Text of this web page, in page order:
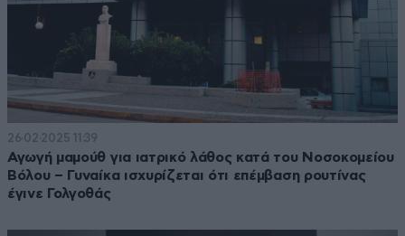
26·02·2025 11:39
Αγωγή μαμούθ για ιατρικό λάθος κατά του Νοσοκομείου
Βόλου – Γυναίκα ισχυρίζεται ότι επέμβαση ρουτίνας
έγινε Γολγοθάς